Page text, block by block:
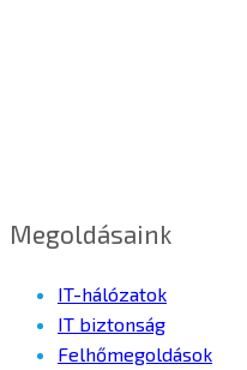
Megoldásaink
IT-hálózatok
IT biztonság
Felhőmegoldások